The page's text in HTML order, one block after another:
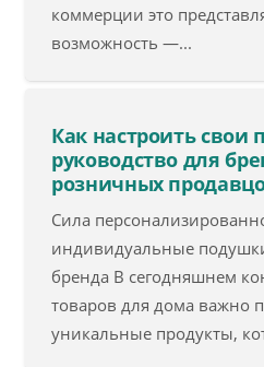
коммерции это
возможность —...
Как настроить свои
руководство для
розничных
Сила
индивидуальные
бренда В сегодняшнем
товаров для дома важно
уникальные продукты,